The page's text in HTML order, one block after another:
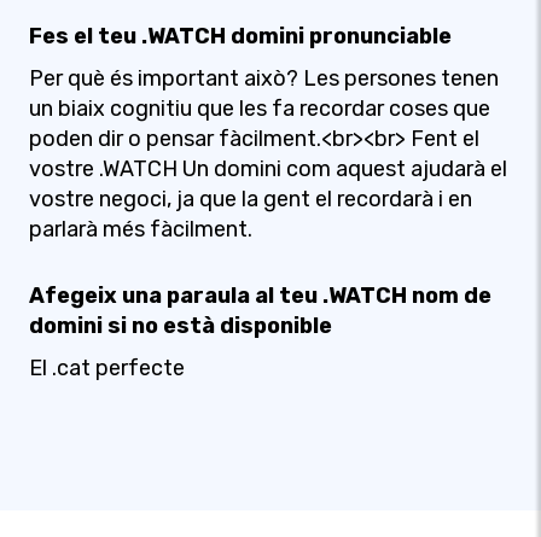
Fes el teu .WATCH domini pronunciable
Per què és important això? Les persones tenen
un biaix cognitiu que les fa recordar coses que
poden dir o pensar fàcilment.<br><br> Fent el
vostre .WATCH Un domini com aquest ajudarà el
vostre negoci, ja que la gent el recordarà i en
parlarà més fàcilment.
Afegeix una paraula al teu .WATCH nom de
domini si no està disponible
El .cat perfecte